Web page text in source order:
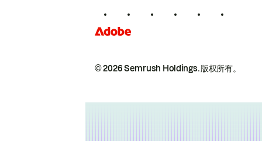
© 2026 Semrush Holdings.版权所有。